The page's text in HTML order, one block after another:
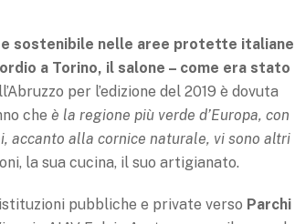
e sostenibile nelle aree protette italiane
a Torino, il salone – come era stato
per l’edizione del 2019 è dovuta
cheè la regione più verde d’Europa, con
accanto alla cornice naturale, vi sono altri
la sua cucina, il suo artigianato.
pubbliche e private verso Parchi